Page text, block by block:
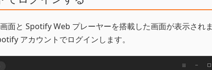
面と Spotify Web プレーヤーを搭載した画面が表示され
アカウントでログインします。